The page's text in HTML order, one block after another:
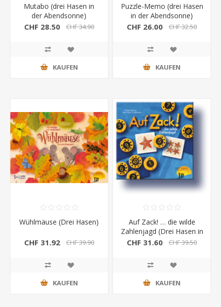
Mutabo (drei Hasen in
der Abendsonne)
CHF 28.50 CHF 34.90
KAUFEN
Puzzle-Memo (drei Hasen
in der Abendsonne)
CHF 26.00 CHF 32.50
KAUFEN
Wühlmäuse (Drei Hasen)
CHF 31.92 CHF 39.90
KAUFEN
Auf Zack! … die wilde
Zahlenjagd (Drei Hasen in
der Abendsonne)
CHF 31.60 CHF 39.50
KAUFEN